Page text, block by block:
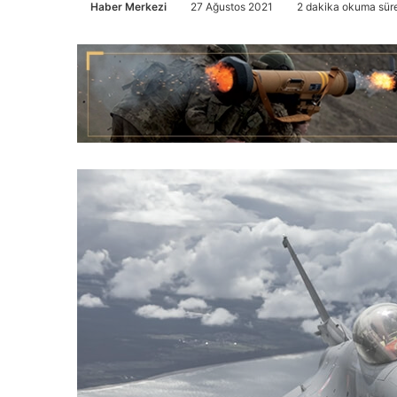
Haber Merkezi 27 Ağustos 2021 2 dakika okuma